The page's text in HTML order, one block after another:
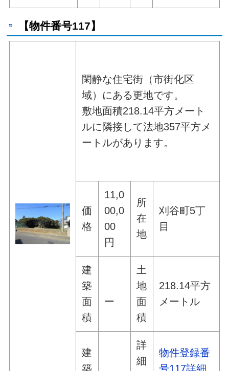
【物件番号117】
閑静な住宅街（市街化区
域）にある更地です。
敷地面積218.14平方メート
ルに隣接して法地357平方メ
ートルがあります。
価
格
11,0
00,0
00
円
所
在
地
刈谷町5丁
目
建
築
面
積
ー
土
地
面
積
218.14平方
メートル
建
築
詳
細
物件登録番
号117詳細